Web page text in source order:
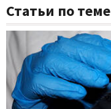
Статьи по теме